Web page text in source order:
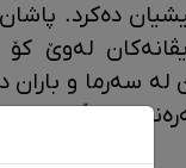
دەکرد.
لەوێ کۆ
لە سەرما و
هەڵهاتن،